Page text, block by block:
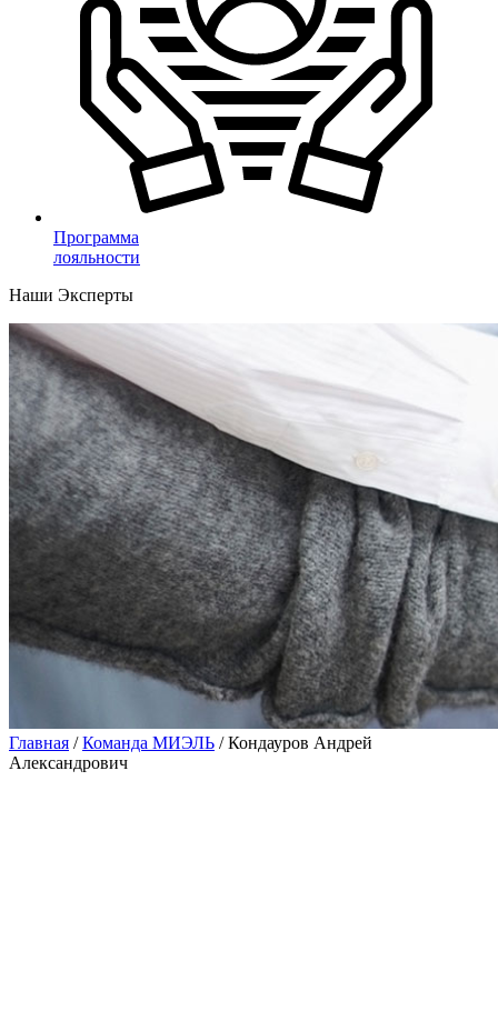
Программа
лояльности
Наши Эксперты
Главная /Команда МИЭЛЬ /Кондауров Андрей
Александрович